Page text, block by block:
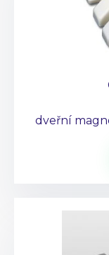
dveřní